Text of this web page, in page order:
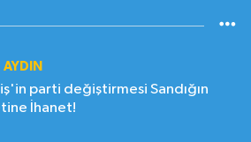
parti değiştirmesi Sandığın
İhanet!